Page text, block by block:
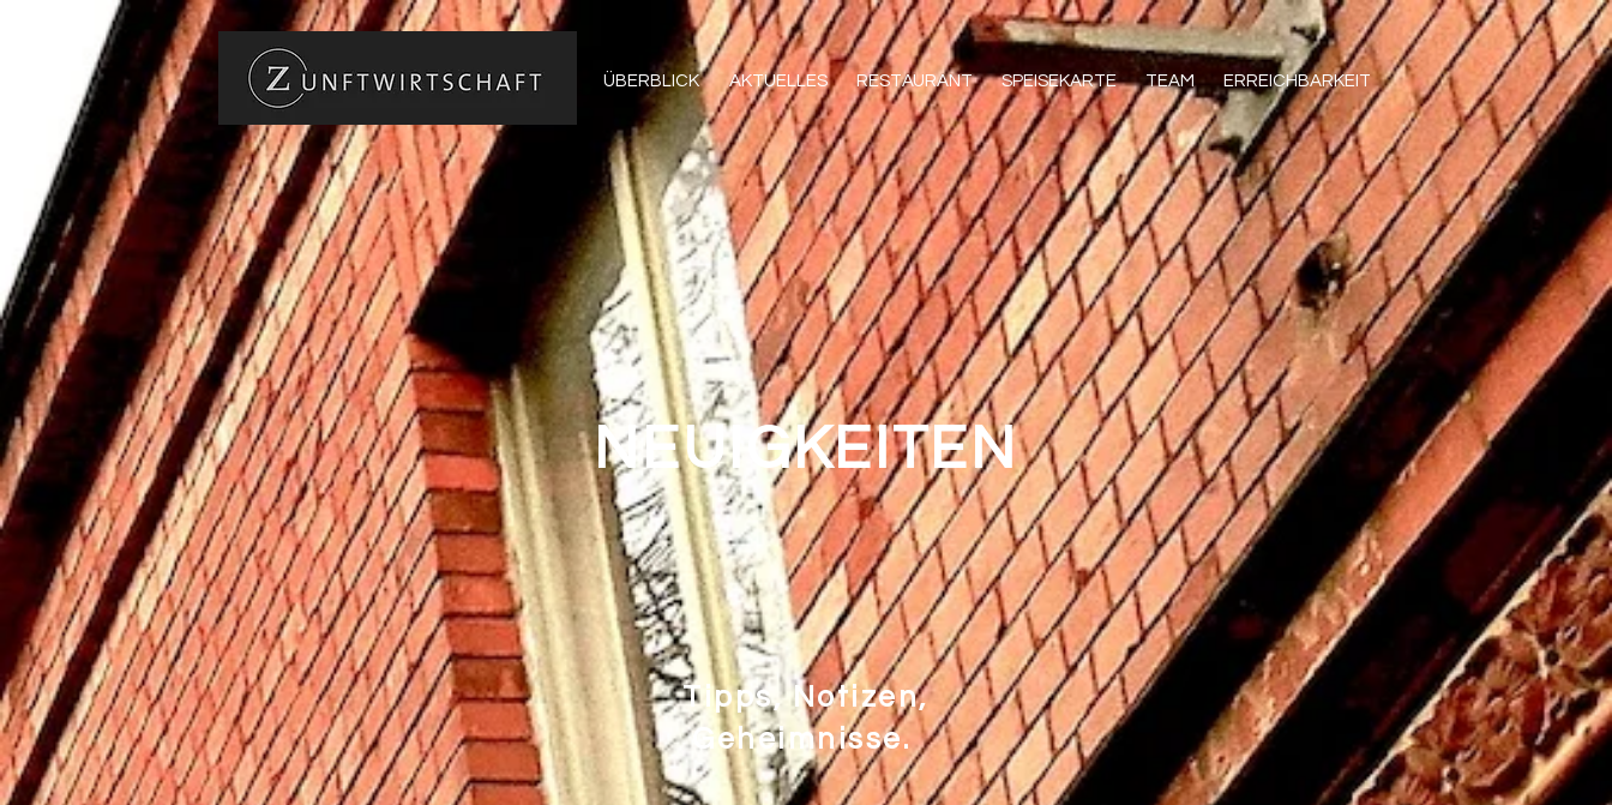
ÜBERBLICK AKTUELLES RESTAURANT SPEISEKARTE TEAM ERREICHBARKEIT
NEUIGKEITEN
Tipps, Notizen,
Geheimnisse.